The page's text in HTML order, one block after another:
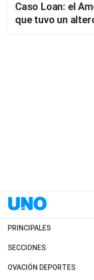
Caso Loan: el
que tuvo un
PRINCIPALES
Últimas Noticias
Política
SECCIONES
Horóscopo
OVACIÓN DEPORTES